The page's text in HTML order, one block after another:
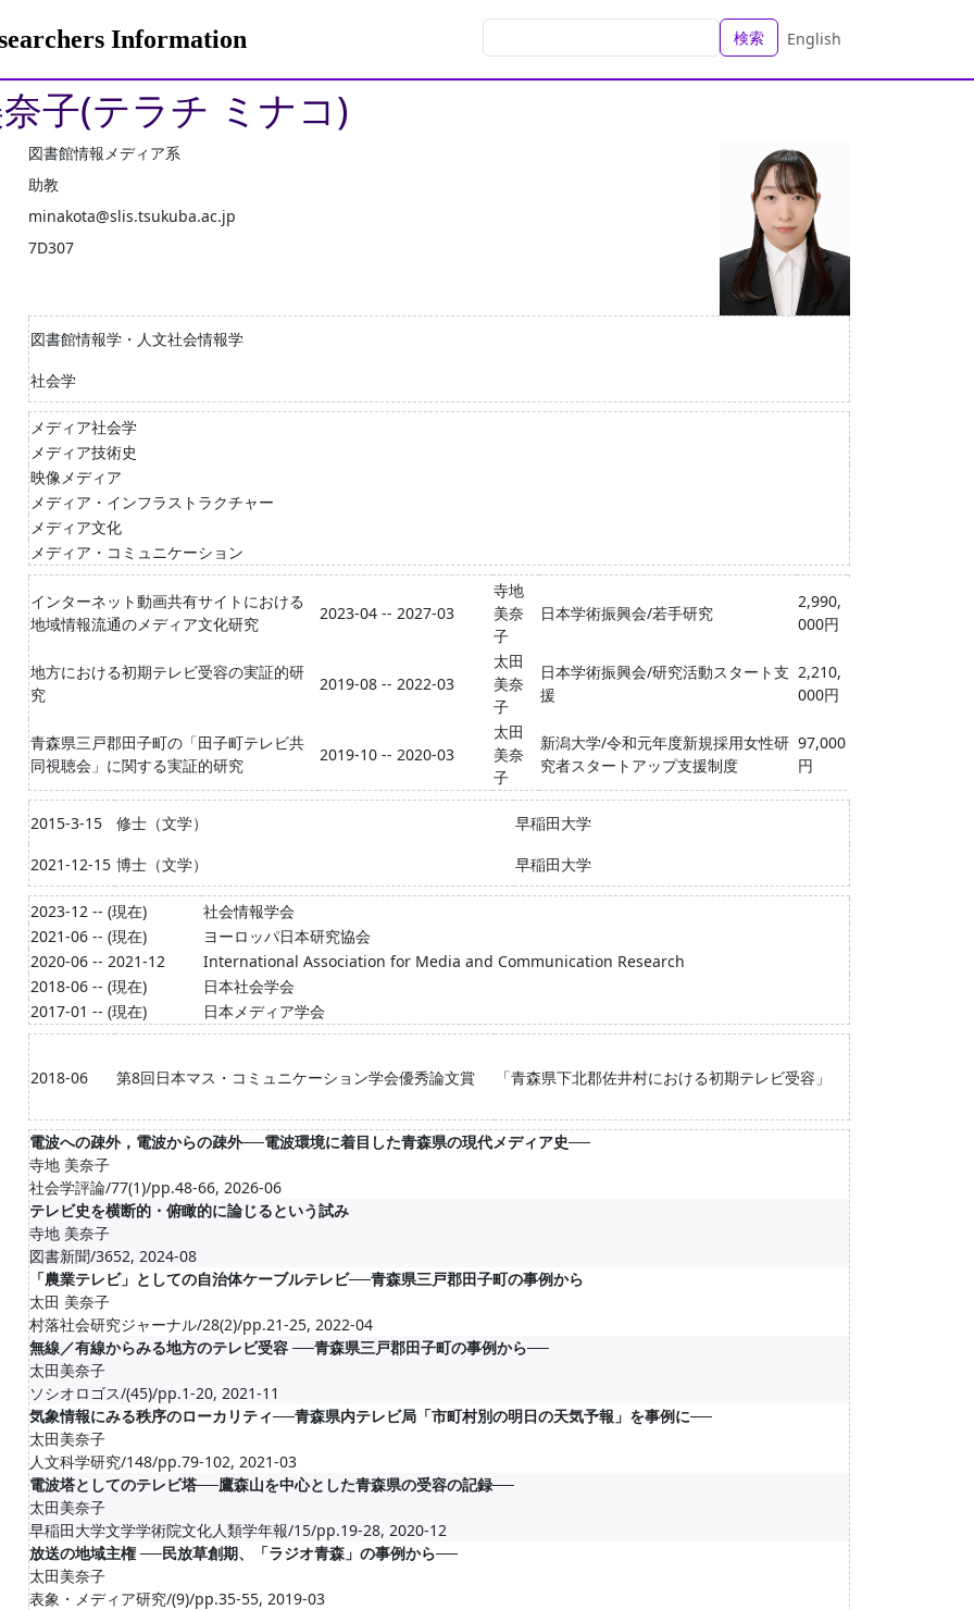
Information 検索 English
子(テラチ ミナコ)
図書館情報メディア系
助教
minakota@slis.tsukuba.ac.jp
7D307
図書館情報学・人文社会情報学
社会学
メディア社会学
メディア技術史
映像メディア
メディア・インフラストラクチャー
メディア文化
メディア・コミュニケーション
インターネット動画共有サイトにおける
地域情報流通のメディア文化研究
2023-04 -- 2027-03
寺地
美奈
子
日本学術振興会/若手研究
2,990,
000円
地方における初期テレビ受容の実証的研
究
2019-08 -- 2022-03
太田
美奈
子
日本学術振興会/研究活動スタート支
援
2,210,
000円
青森県三戸郡田子町の「田子町テレビ共
同視聴会」に関する実証的研究
2019-10 -- 2020-03
太田
美奈
子
新潟大学/令和元年度新規採用女性研
究者スタートアップ支援制度
97,000
円
2015-3-15 修士（文学）
早稲田大学
2021-12-15 博士（文学） 早稲田大学
2023-12 -- (現在)
社会情報学会
2021-06 -- (現在)
ヨーロッパ日本研究協会
2020-06 -- 2021-12
International Association for Media and Communication Research
2018-06 -- (現在)
日本社会学会
2017-01 -- (現在)
日本メディア学会
2018-06 第8回日本マス・コミュニケーション学会優秀論文賞 「青森県下北郡佐井村における初期テレビ受容」
電波への疎外，電波からの疎外──電波環境に着目した青森県の現代メディア史──
寺地 美奈子
社会学評論/77(1)/pp.48-66, 2026-06
テレビ史を横断的・俯瞰的に論じるという試み
寺地 美奈子
図書新聞/3652, 2024-08
「農業テレビ」としての自治体ケーブルテレビ──青森県三戸郡田子町の事例から
太田 美奈子
村落社会研究ジャーナル/28(2)/pp.21-25, 2022-04
無線／有線からみる地方のテレビ受容 ──青森県三戸郡田子町の事例から──
太田美奈子
ソシオロゴス/(45)/pp.1-20, 2021-11
気象情報にみる秩序のローカリティ──青森県内テレビ局「市町村別の明日の天気予報」を事例に──
太田美奈子
人文科学研究/148/pp.79-102, 2021-03
電波塔としてのテレビ塔──鷹森山を中心とした青森県の受容の記録──
太田美奈子
早稲田大学文学学術院文化人類学年報/15/pp.19-28, 2020-12
放送の地域主権 ──民放草創期、「ラジオ青森」の事例から──
太田美奈子
表象・メディア研究/(9)/pp.35-55, 2019-03